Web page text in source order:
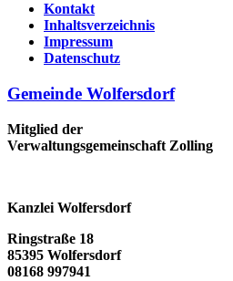
Kontakt
Inhaltsverzeichnis
Impressum
Datenschutz
Gemeinde Wolfersdorf
Mitglied der
Verwaltungsgemeinschaft Zolling
Kanzlei Wolfersdorf
Ringstraße 18
85395 Wolfersdorf
08168 997941